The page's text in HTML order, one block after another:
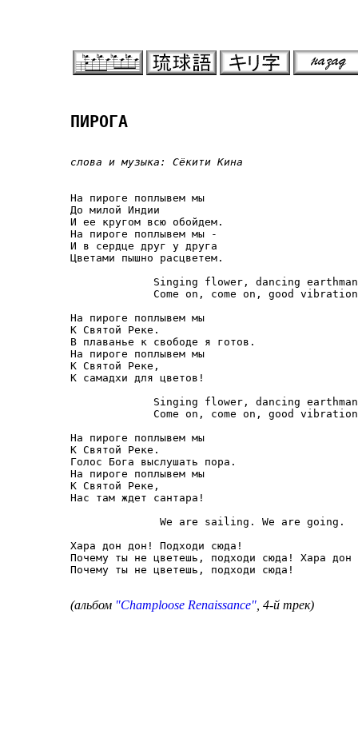
ПИРОГА
слова и музыка: Сёкити Кина
На пироге поплывем мы
До милой Индии
И ее кругом всю обойдем.
На пироге поплывем мы -
И в сердце друг у друга
Цветами пышно расцветем.
Singing flower, dancing
Come on, come on, good
На пироге поплывем мы
К Святой Реке.
В плаванье к свободе я готов.
На пироге поплывем мы
К Святой Реке,
К самадхи для цветов!
Singing flower, dancing
Come on, come on, good
На пироге поплывем мы
К Святой Реке.
Голос Бога выслушать пора.
На пироге поплывем мы
К Святой Реке,
Нас там ждет сантара!
              We are sailing. We are going.
Хара дон дон! Подходи сюда!
Почему ты не цветешь, подходи сюда! Хара дон
Почему ты не цветешь, подходи сюда!
(альбом "Champloose Renaissance" , 4-й трек)